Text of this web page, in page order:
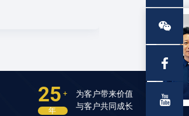
Jul 24,2024
25 +
年
为客户带来价值
与客户共同成长